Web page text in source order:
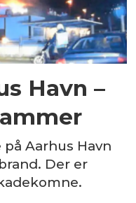
Havn –
Aarhus Havn
Der er